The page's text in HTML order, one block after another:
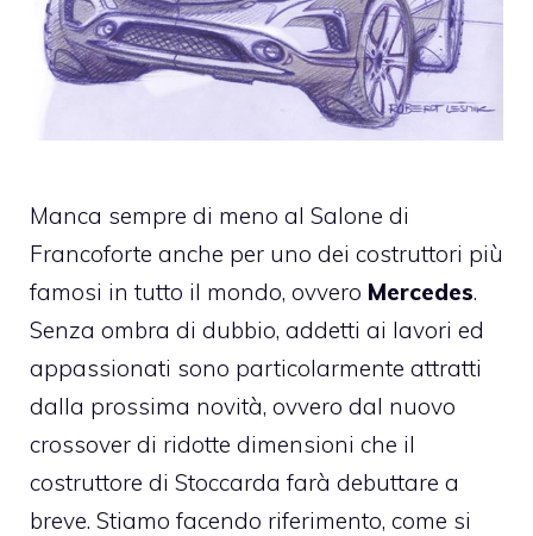
Manca sempre di meno al Salone di
Francoforte anche per uno dei costruttori più
famosi in tutto il mondo, ovvero Mercedes.
Senza ombra di dubbio, addetti ai lavori ed
appassionati sono particolarmente attratti
dalla prossima novità, ovvero dal nuovo
crossover di ridotte dimensioni che il
costruttore di Stoccarda farà debuttare a
breve. Stiamo facendo riferimento, come si